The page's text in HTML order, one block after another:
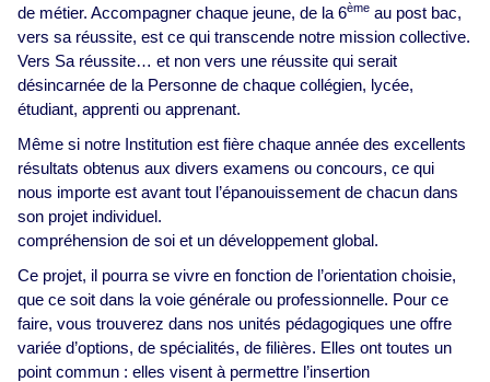
de métier. Accompagner chaque jeune, de la 6ème au post bac,
vers sa réussite, est ce qui transcende notre mission collective.
Vers Sa réussite… et non vers une réussite qui serait
désincarnée de la Personne de chaque collégien, lycée,
étudiant, apprenti ou apprenant.
Même si notre Institution est fière chaque année des excellents
résultats obtenus aux divers examens ou concours, ce qui
nous importe est avant tout l’épanouissement de chacun dans
son projet individuel.
compréhension de soi et un développement global.
Ce projet, il pourra se vivre en fonction de l’orientation choisie,
que ce soit dans la voie générale ou professionnelle. Pour ce
faire, vous trouverez dans nos unités pédagogiques une offre
variée d’options, de spécialités, de filières. Elles ont toutes un
point commun : elles visent à permettre l’insertion